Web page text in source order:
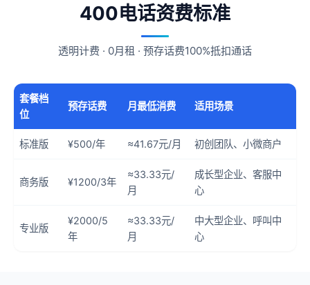
400电话资费标准
透明计费 · 0月租 · 预存话费100%抵扣通话
套餐档
位
预存话费 月最低消费 适用场景
标准版 ¥500/年 ≈41.67元/月 初创团队、小微商户
商务版 ¥1200/3年
≈33.33元/
月
成长型企业、客服中
心
专业版
¥2000/5
年
≈33.33元/
月
中大型企业、呼叫中
心